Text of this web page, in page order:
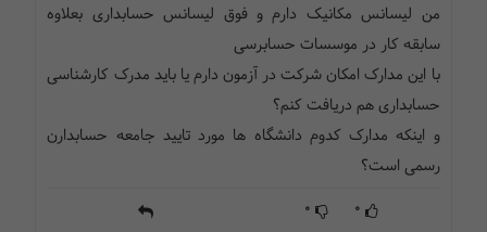
من لیسانس مکانیک دارم و فوق لیسانس حسابداری بعلاوه
سابقه کار در موسسات حسابرسی
با این مدارک امکان شرکت در آزمون دارم یا باید مدرک کارشناسی
حسابداری هم دریافت کنم؟
و اینکه مدارک کدوم دانشگاه ها مورد تایید جامعه حسابدارن
رسمی است؟
0
0